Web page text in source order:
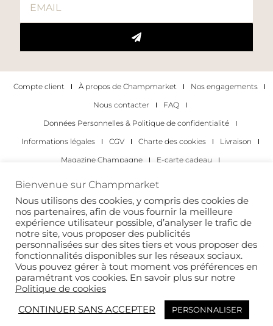
Compte client À propos de Champmarket
Nos engagements
Nous contacter
FAQ
Données Personnelles & Politique de confidentialité
Informations légales
CGV Charte des cookies
Livraison
Magazine Champagne
E-carte cadeau
Les occasions pour déguster du champagne
Pour les particuliers
Pour les entreprises
Copyright 2022 © tous droits réservés. Champmarket.
Bienvenue sur Champmarket
Nous utilisons des cookies, y compris des cookies de
nos partenaires, afin de vous fournir la meilleure
expérience utilisateur possible, d’analyser le trafic de
notre site, vous proposer des publicités
personnalisées sur des sites tiers et vous proposer des
fonctionnalités disponibles sur les réseaux sociaux.
Vous pouvez gérer à tout moment vos préférences en
paramétrant vos cookies. En savoir plus sur notre
Politique de cookies
CONTINUER SANS ACCEPTER
PERSONNALISER